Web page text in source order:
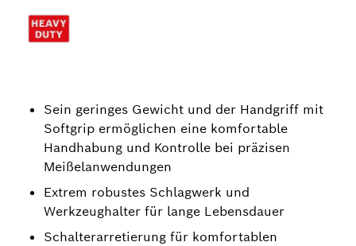
Sein geringes Gewicht und der Handgriff mit
Softgrip ermöglichen eine komfortable
Handhabung und Kontrolle bei präzisen
Meißelanwendungen
Extrem robustes Schlagwerk und
Werkzeughalter für lange Lebensdauer
Schalterarretierung für komfortablen